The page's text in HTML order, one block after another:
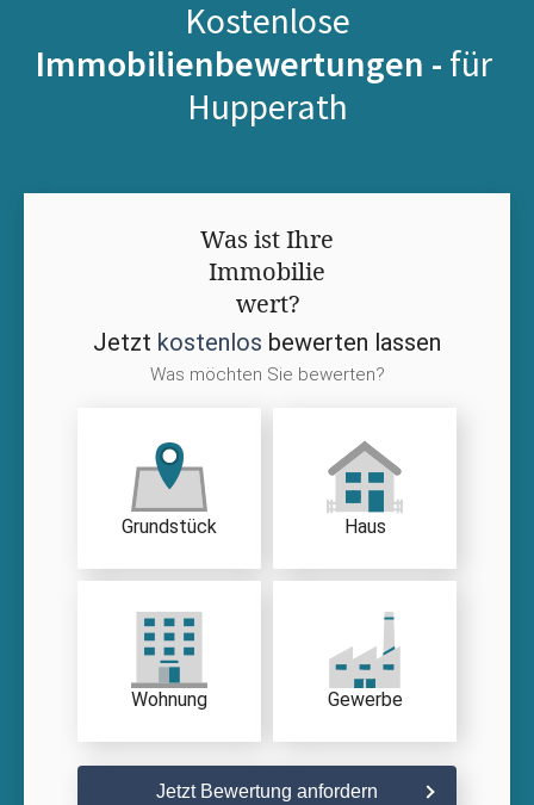
Kostenlose
Immobilienbewertungen - für
Hupperath
Was ist Ihre
Immobilie
wert?
Jetzt kostenlos bewerten lassen
Was möchten Sie bewerten?
Grundstück Haus
Wohnung Gewerbe
Jetzt Bewertung anfordern